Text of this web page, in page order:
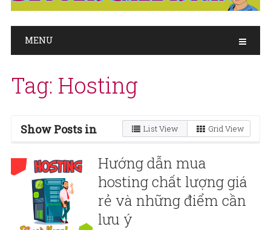
MENU
Tag: Hosting
Show Posts in List View Grid View
Hướng dẫn mua
hosting chất lượng giá
rẻ và những điểm cần
lưu ý